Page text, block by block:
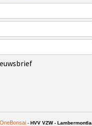
OneBonsai - HVV VZW -